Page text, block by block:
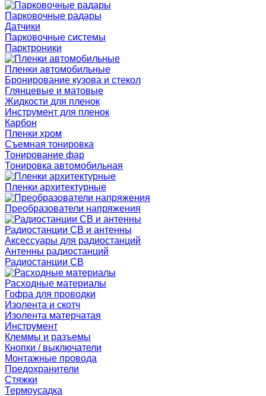
Парковочные радары
Датчики
Парковочные системы
Парктроники
Пленки автомобильные
Бронирование кузова и стекол
Глянцевые и матовые
Жидкости для пленок
Инструмент для пленок
Карбон
Пленки хром
Съемная тонировка
Тонирование фар
Тонировка автомобильная
Пленки архитектурные
Преобразователи напряжения
Радиостанции CB и антенны
Аксессуары для радиостанций
Антенны радиостанций
Радиостанции CB
Расходные материалы
Гофра для проводки
Изолента и скотч
Изолента матерчатая
Инструмент
Клеммы и разъемы
Кнопки / выключатели
Монтажные провода
Предохранители
Стяжки
Термоусадка